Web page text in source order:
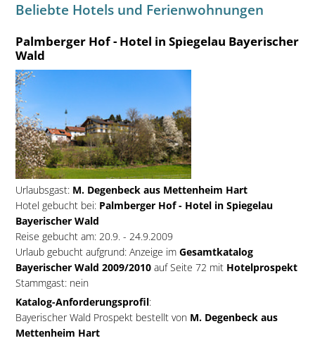
Beliebte Hotels und Ferienwohnungen
Palmberger Hof - Hotel in Spiegelau Bayerischer
Wald
Urlaubsgast:M. Degenbeck aus Mettenheim Hart
Hotel gebucht bei:Palmberger Hof - Hotel in Spiegelau
Bayerischer Wald
Reise gebucht am: 20.9. - 24.9.2009
Urlaub gebucht aufgrund: Anzeige im Gesamtkatalog
Bayerischer Wald 2009/2010auf Seite 72 mit Hotelprospekt
Stammgast: nein
Katalog-Anforderungsprofil:
Bayerischer Wald Prospekt bestellt von M. Degenbeck aus
Mettenheim Hart